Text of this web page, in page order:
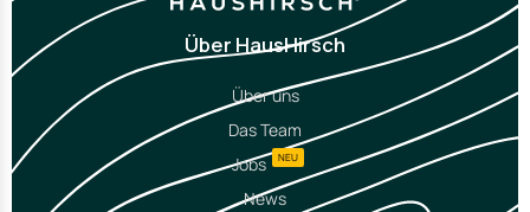
Über HausHirsch
Über uns
Das Team
Jobs
NEU
News